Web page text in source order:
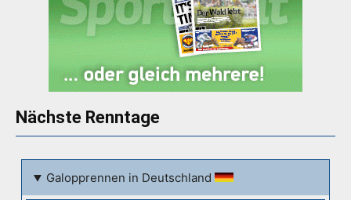
Nächste Renntage
Galopprennen in Deutschland